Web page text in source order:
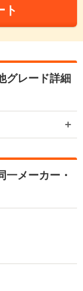
ト
グレード詳細
一メーカー・